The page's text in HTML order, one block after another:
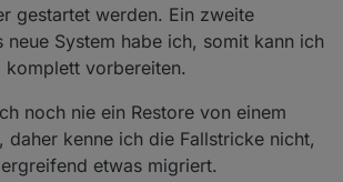
gestartet werden. Ein zweite
neue System habe ich, somit kann ich
komplett vorbereiten.
noch nie ein Restore von einem
daher kenne ich die Fallstricke nicht,
etwas migriert.